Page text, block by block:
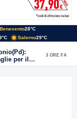
Benevento28°C
Salerno29°C
per il
3 ORE FA